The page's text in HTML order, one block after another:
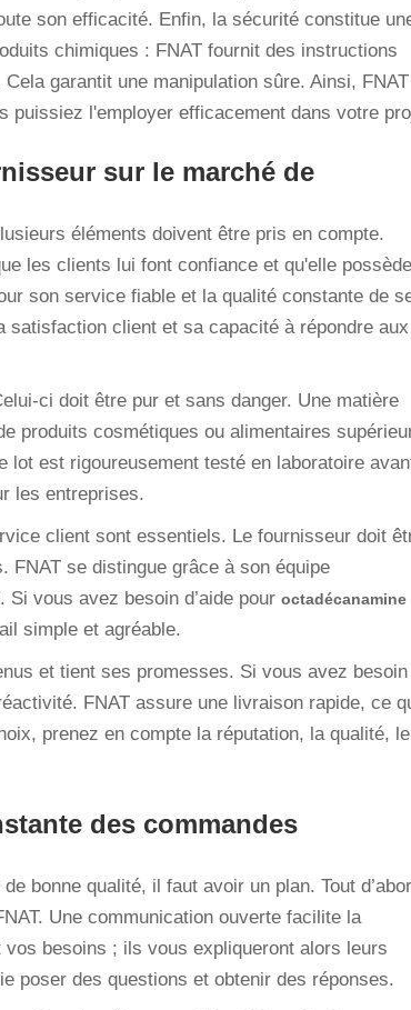
son efficacité. Enfin, la sécurité constitue
chimiques : FNAT fournit des instructions
garantit une manipulation sûre. Ainsi, FNAT
puissiez l'employer efficacement dans votre
sur le marché de
éléments doivent être pris en compte.
les clients lui font confiance et qu'elle possède
son service fiable et la qualité constante de
satisfaction client et sa capacité à répondre aux
ci doit être pur et sans danger. Une matière
produits cosmétiques ou alimentaires
lot est rigoureusement testé en laboratoire
les entreprises.
client sont essentiels. Le fournisseur doit
FNAT se distingue grâce à son équipe
vous avez besoin d’aide pour octadécanamine
simple et agréable.
et tient ses promesses. Si vous avez besoin
FNAT assure une livraison rapide, ce
prenez en compte la réputation, la qualité, le
des commandes
bonne qualité, il faut avoir un plan. Tout
Une communication ouverte facilite la
besoins ; ils vous expliqueront alors leurs
poser des questions et obtenir des réponses.